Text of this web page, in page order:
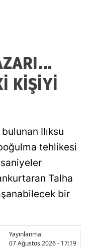
KİŞİYİ
Ilıksu
tehlikesi
Talha
bir
Yayınlanma
07 Ağustos 2026 - 17:19